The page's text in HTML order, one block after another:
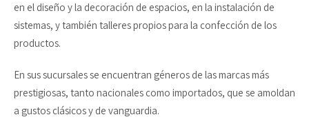
en el diseño y la decoración de espacios, en la instalación de
sistemas, y también talleres propios para la confección de los
productos.
En sus sucursales se encuentran géneros de las marcas más
prestigiosas, tanto nacionales como importados, que se amoldan
a gustos clásicos y de vanguardia.